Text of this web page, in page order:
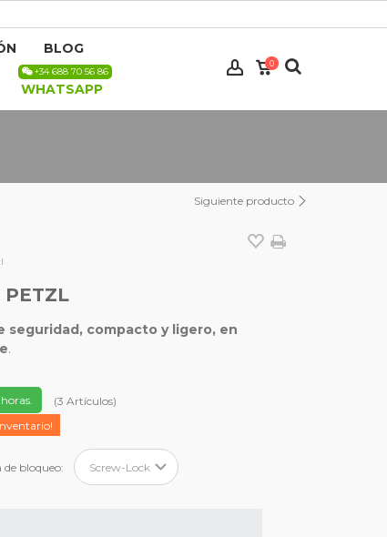
BLOG
WHATSAPP
+34 688 70 56 86
0
Siguiente producto
PETZL
seguridad, compacto y ligero, en
.
(3 Artículos)
de bloqueo: